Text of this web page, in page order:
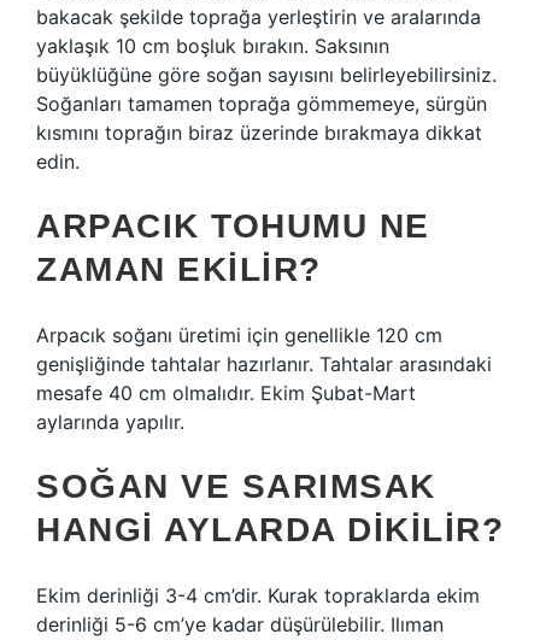
bakacak şekilde toprağa yerleştirin ve aralarında
yaklaşık 10 cm boşluk bırakın. Saksının
büyüklüğüne göre soğan sayısını belirleyebilirsiniz.
Soğanları tamamen toprağa gömmemeye, sürgün
kısmını toprağın biraz üzerinde bırakmaya dikkat
edin.
ARPACIK TOHUMU NE
ZAMAN EKILIR?
Arpacık soğanı üretimi için genellikle 120 cm
genişliğinde tahtalar hazırlanır. Tahtalar arasındaki
mesafe 40 cm olmalıdır. Ekim Şubat-Mart
aylarında yapılır.
SOĞAN VE SARIMSAK
HANGI AYLARDA DIKILIR?
Ekim derinliği 3-4 cm’dir. Kurak topraklarda ekim
derinliği 5-6 cm’ye kadar düşürülebilir. Ilıman